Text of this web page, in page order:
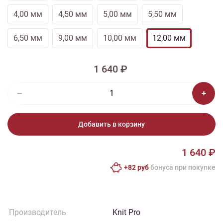
4,00 мм 4,50 мм 5,00 мм 5,50 мм
6,50 мм 9,00 мм 10,00 мм 12,00 мм
1 640 ₽
Добавить в корзину
1 640 ₽
+82 руббонусa при покупке
Производитель
Knit Pro